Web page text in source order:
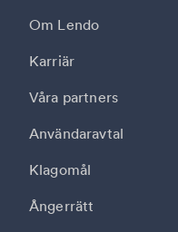
Om Lendo
Karriär
Våra partners
Användaravtal
Klagomål
Ångerrätt